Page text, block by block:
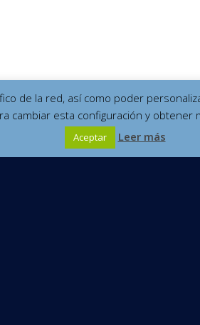
de la red, así como poder
cambiar esta configuración y
Aceptar Leer más